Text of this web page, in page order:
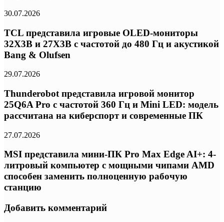
30.07.2026
TCL представила игровые OLED-мониторы
32X3B и 27X3B с частотой до 480 Гц и акустикой
Bang & Olufsen
29.07.2026
Thunderobot представила игровой монитор
25Q6A Pro с частотой 360 Гц и Mini LED: модель
рассчитана на киберспорт и современные ПК
27.07.2026
MSI представила мини-ПК Pro Max Edge AI+: 4-
литровый компьютер с мощными чипами AMD
способен заменить полноценную рабочую
станцию
Добавить комментарий